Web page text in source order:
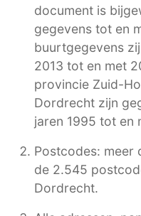
document is
gegevens tot en
buurtgegevens
2013 tot en met
provincie Zuid-
Dordrecht zijn
jaren 1995 tot en
Postcodes: meer
de 2.545
Dordrecht.